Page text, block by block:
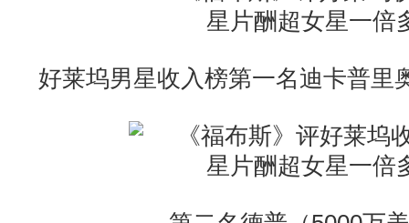
好莱坞男星收入榜第一名迪卡普里